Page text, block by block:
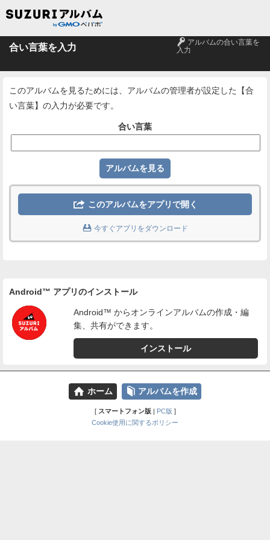
合い言葉を入力 🔑 アルバムの合い言葉を
入力
このアルバムを見るためには、アルバムの管理者が設定した【合
い言葉】の入力が必要です。
合い言葉
 このアルバムをアプリで開く
 今すぐアプリをダウンロード
Android™ アプリのインストール
Android™ からオンラインアルバムの作成・編
集、共有ができます。
インストール
⌂ ホーム 📕 アルバムを作成
[ スマートフォン版| PC版 ]
Cookie使用に関するポリシー